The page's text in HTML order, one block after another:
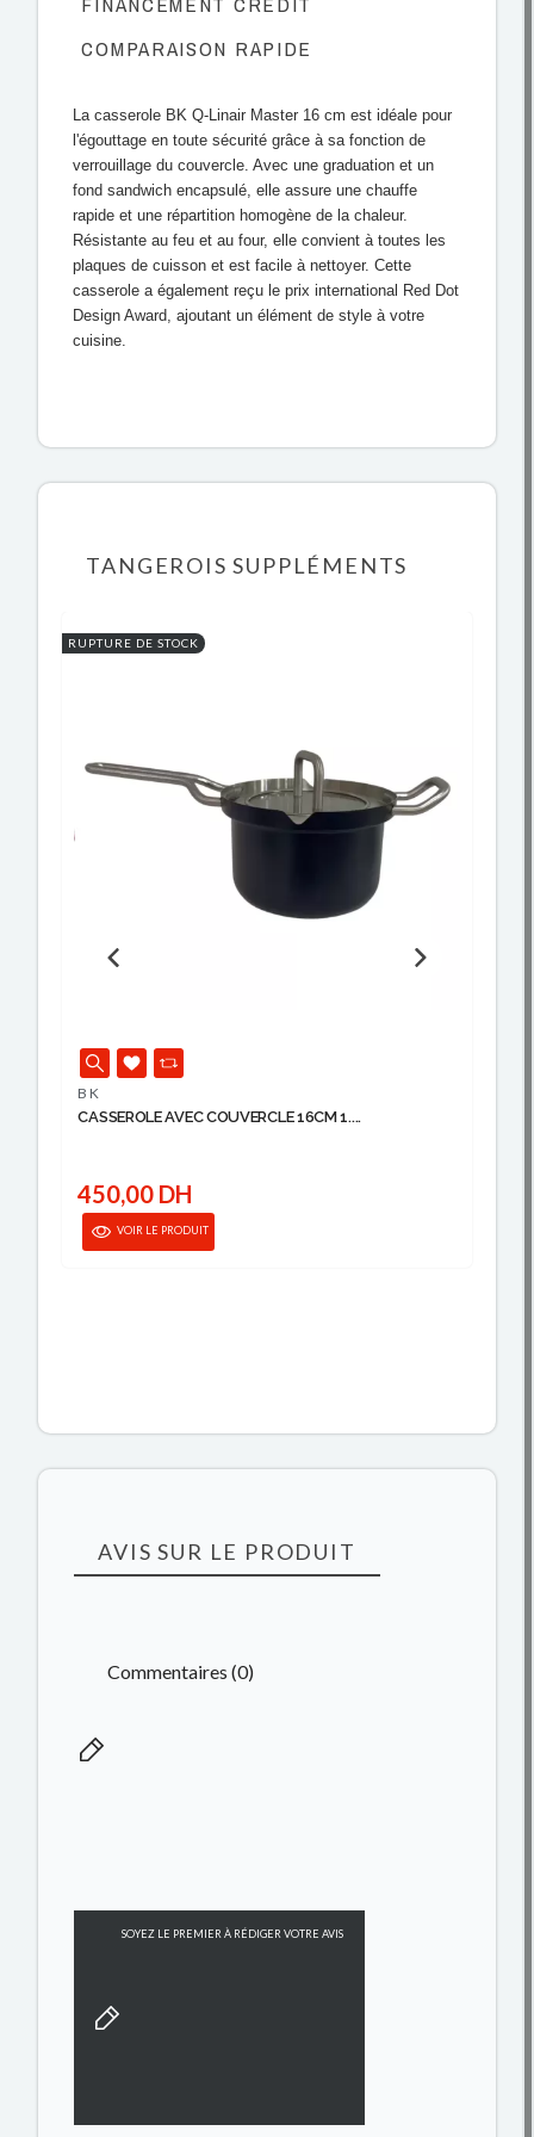
COMPARAISON RAPIDE
La casserole BK Q-Linair Master 16 cm est idéale pour
l'égouttage en toute sécurité grâce à sa fonction de
verrouillage du couvercle. Avec une graduation et un
fond sandwich encapsulé, elle assure une chauffe
rapide et une répartition homogène de la chaleur.
Résistante au feu et au four, elle convient à toutes les
plaques de cuisson et est facile à nettoyer. Cette
casserole a également reçu le prix international Red Dot
Design Award, ajoutant un élément de style à votre
cuisine.
TANGEROIS SUPPLÉMENTS
RUPTURE DE STOCK
BK
CASSEROLE AVEC COUVERCLE 16CM 1....
450,00 DH
VOIR LE PRODUIT
AVIS SUR LE PRODUIT
Commentaires (0)
SOYEZ LE PREMIER À RÉDIGER VOTRE AVIS